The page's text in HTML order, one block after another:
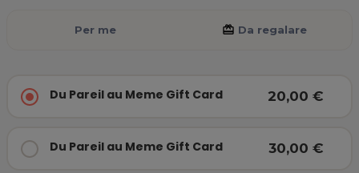
Du Pareil au Meme Gift Card 20,00 €
Du Pareil au Meme Gift Card 30,00 €
Per me card_giftcard Da regalare